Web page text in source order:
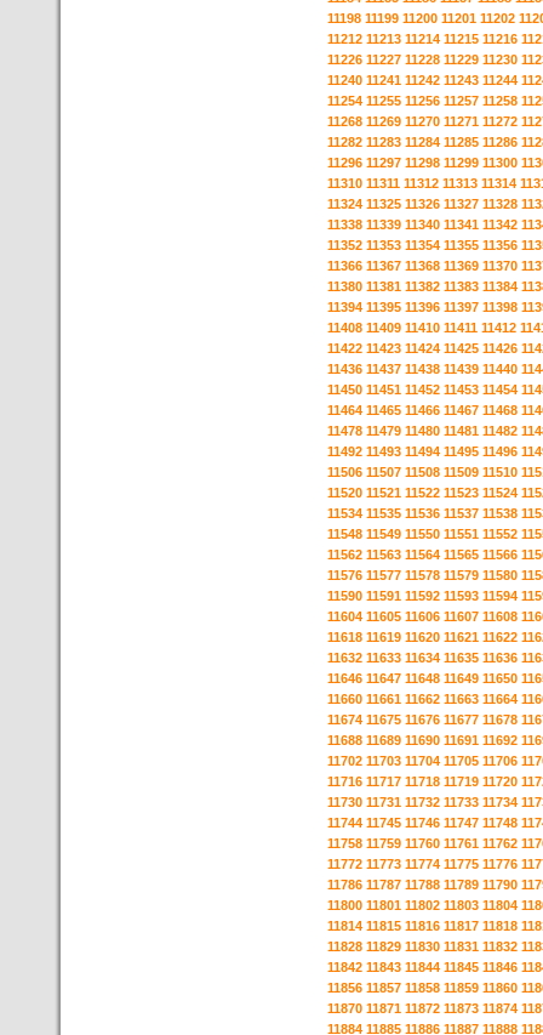
11198 11199 11200 11201 11202
11212 11213 11214 11215 11216
11226 11227 11228 11229 11230
11240 11241 11242 11243 11244
11254 11255 11256 11257 11258
11268 11269 11270 11271 11272
11282 11283 11284 11285 11286
11296 11297 11298 11299 11300
11310 11311 11312 11313 11314
11324 11325 11326 11327 11328
11338 11339 11340 11341 11342
11352 11353 11354 11355 11356
11366 11367 11368 11369 11370
11380 11381 11382 11383 11384
11394 11395 11396 11397 11398
11408 11409 11410 11411 11412
11422 11423 11424 11425 11426
11436 11437 11438 11439 11440
11450 11451 11452 11453 11454
11464 11465 11466 11467 11468
11478 11479 11480 11481 11482
11492 11493 11494 11495 11496
11506 11507 11508 11509 11510
11520 11521 11522 11523 11524
11534 11535 11536 11537 11538
11548 11549 11550 11551 11552
11562 11563 11564 11565 11566
11576 11577 11578 11579 11580
11590 11591 11592 11593 11594
11604 11605 11606 11607 11608
11618 11619 11620 11621 11622
11632 11633 11634 11635 11636
11646 11647 11648 11649 11650
11660 11661 11662 11663 11664
11674 11675 11676 11677 11678
11688 11689 11690 11691 11692
11702 11703 11704 11705 11706
11716 11717 11718 11719 11720
11730 11731 11732 11733 11734
11744 11745 11746 11747 11748
11758 11759 11760 11761 11762
11772 11773 11774 11775 11776
11786 11787 11788 11789 11790
11800 11801 11802 11803 11804
11814 11815 11816 11817 11818
11828 11829 11830 11831 11832
11842 11843 11844 11845 11846
11856 11857 11858 11859 11860
11870 11871 11872 11873 11874
11884 11885 11886 11887 11888